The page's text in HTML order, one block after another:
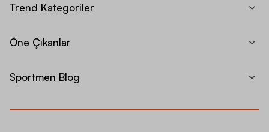
Trend Kategoriler
Öne Çıkanlar
Sportmen Blog